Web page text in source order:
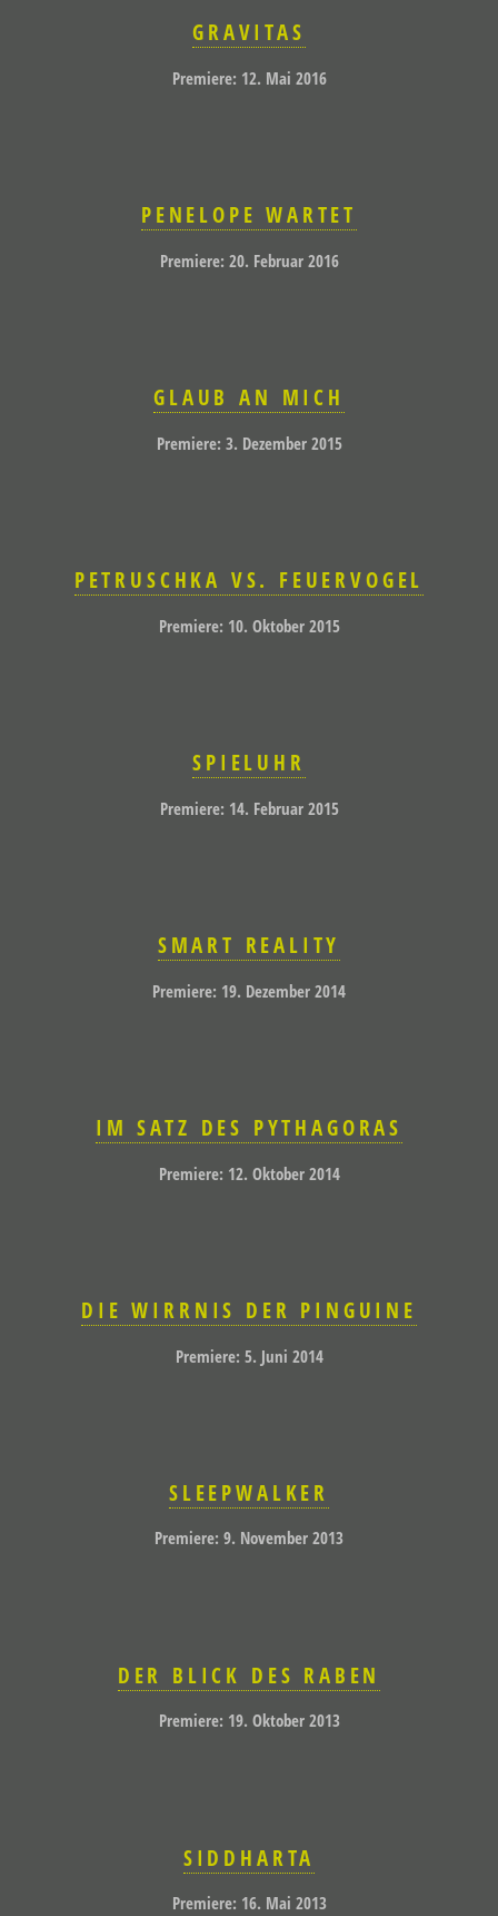
GRAVITAS
Premiere: 12. Mai 2016
PENELOPE WARTET
Premiere: 20. Februar 2016
GLAUB AN MICH
Premiere: 3. Dezember 2015
PETRUSCHKA VS. FEUERVOGEL
Premiere: 10. Oktober 2015
SPIELUHR
Premiere: 14. Februar 2015
SMART REALITY
Premiere: 19. Dezember 2014
IM SATZ DES PYTHAGORAS
Premiere: 12. Oktober 2014
DIE WIRRNIS DER PINGUINE
Premiere: 5. Juni 2014
SLEEPWALKER
Premiere: 9. November 2013
DER BLICK DES RABEN
Premiere: 19. Oktober 2013
SIDDHARTA
Premiere: 16. Mai 2013